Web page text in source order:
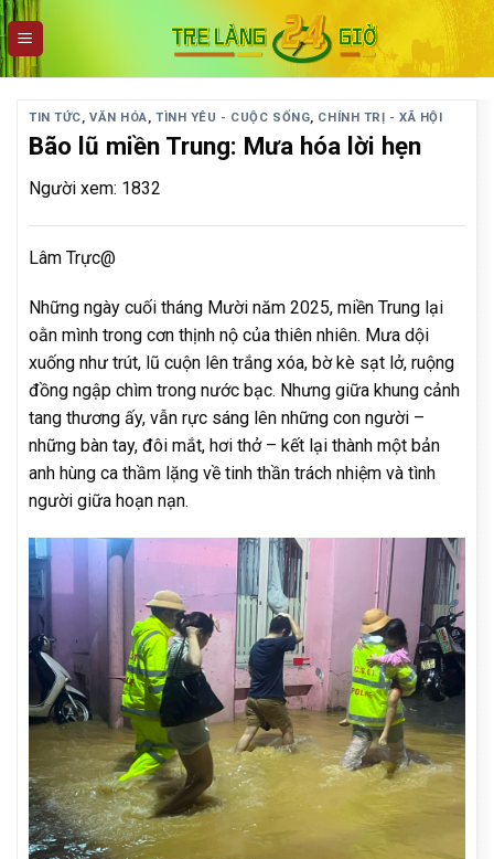
Skip
to
content
TIN TỨC,VĂN HÓA,TÌNH YÊU - CUỘC SỐNG, CHÍNH TRỊ - XÃ HỘI
Bão lũ miền Trung: Mưa hóa lời hẹn
Người xem: 1832
Lâm Trực@
Những ngày cuối tháng Mười năm 2025, miền Trung lại
oằn mình trong cơn thịnh nộ của thiên nhiên. Mưa dội
xuống như trút, lũ cuộn lên trắng xóa, bờ kè sạt lở, ruộng
đồng ngập chìm trong nước bạc. Nhưng giữa khung cảnh
tang thương ấy, vẫn rực sáng lên những con người –
những bàn tay, đôi mắt, hơi thở – kết lại thành một bản
anh hùng ca thầm lặng về tinh thần trách nhiệm và tình
người giữa hoạn nạn.